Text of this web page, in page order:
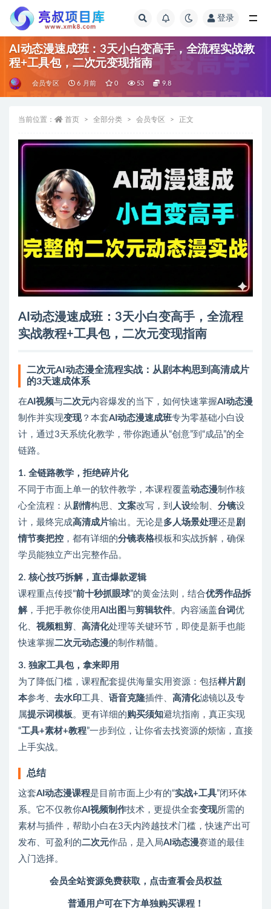
登录
AI动态漫速成班：3天小白变高手，全流程实战教
程+工具包，二次元变现指南
会员专区 6 月前 0 53 9.8
当前位置： 首页 全部分类 会员专区 正文
AI动态漫速成班：3天小白变高手，全流程
实战教程+工具包，二次元变现指南
二次元AI动态漫全流程实战：从剧本构思到高清成片
的3天速成体系
在AI视频与二次元内容爆发的当下，如何快速掌握AI动态漫
制作并实现变现？本套AI动态漫速成班专为零基础小白设
计，通过3天系统化教学，带你跑通从“创意”到“成品”的全
链路。
1. 全链路教学，拒绝碎片化
不同于市面上单一的软件教学，本课程覆盖动态漫制作核
心全流程：从 剧情构思、 文案改写，到 人设绘制、 分镜设
计，最终完成高清成片输出。无论是多人场景处理还是剧
情节奏把控 ，都有详细的分镜表格模板和实战拆解，确保
学员能独立产出完整作品。
2. 核心技巧拆解，直击爆款逻辑
课程重点传授“前十秒抓眼球”的黄金法则，结合优秀作品拆
解，手把手教你使用AI出图与剪辑软件。内容涵盖台词优
化、 视频粗剪 高清化处理等关键环节，即使是新手也能
快速掌握二次元动态漫的制作精髓。
3. 独家工具包，拿来即用
为了降低门槛，课程配套提供海量实用资源：包括样片剧
本参考、 去水印工具、 语音克隆插件、 高清化滤镜以及专
属提示词模板 。更有详细的购买须知避坑指南，真正实现
“工具+素材+教程”一步到位，让你省去找资源的烦恼，直接
上手实战。
总结
这套AI动态漫课程是目前市面上少有的“实战+工具”闭环体
系。它不仅教你AI视频制作技术，更提供全套变现所需的
素材与插件，帮助小白在3天内跨越技术门槛，快速产出可
发布、可盈利的二次元作品，是入局AI动态漫赛道的最佳
入门选择。
会员全站资源免费获取， 点击查看会员权益
普通用户可在下方单独购买课程！